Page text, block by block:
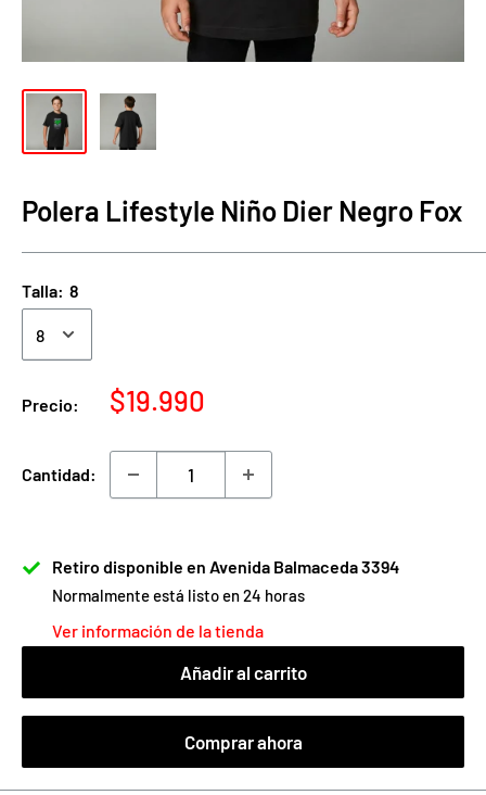
Polera Lifestyle Niño Dier Negro Fox
Talla: 8
Precio:
Precio
venta
$19.990
Cantidad:
Retiro disponible en Avenida Balmaceda 3394
Normalmente está listo en 24 horas
Ver información de la tienda
Añadir al carrito
Comprar ahora